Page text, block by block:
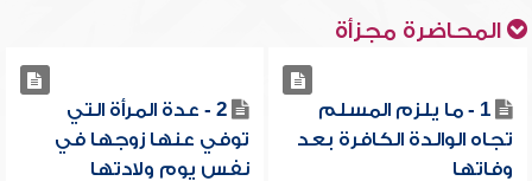
المحاضرة مجزأة
1 - ما يلزم المسلم
تجاه الوالدة الكافرة بعد
وفاتها
2 - عدة المرأة التي
توفي عنها زوجها في
نفس يوم ولادتها